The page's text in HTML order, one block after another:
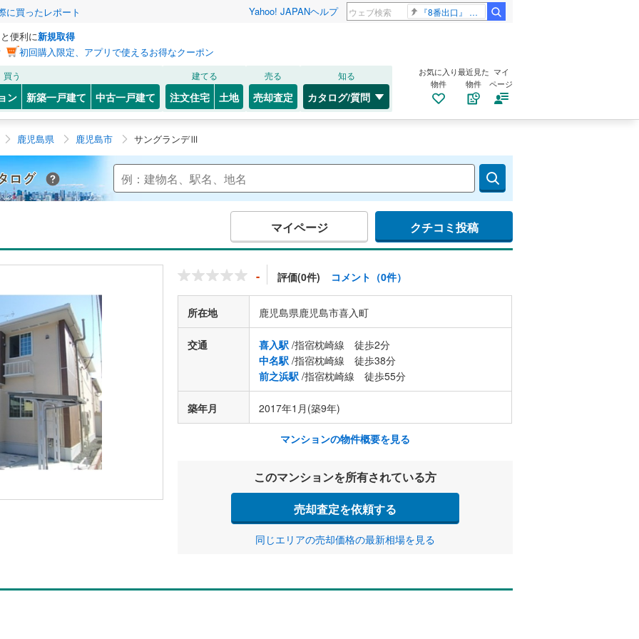
に買ったレポート Yahoo! JAPANヘルプ 『8番出口』 金ロー
便利に新規取得
初回購入限定、アプリで使えるお得なクーポン
買う
ン 新築一戸建て 中古一戸建て
建てる
注文住宅 土地
売る
売却査定
知る
カタログ/質問
お気に入り
物件
最近見た
物件
マイ
ページ
鹿児島県 鹿児島市 サングランデⅢ
Yahoo!不動産 マンションカタログ
マイページ クチコミ投稿
- 評価(0件) コメント（0件）
所在地 鹿児島県鹿児島市喜入町
交通 喜入駅 /指宿枕崎線 徒歩2分
中名駅 /指宿枕崎線 徒歩38分
前之浜駅 /指宿枕崎線 徒歩55分
築年月 2017年1月(築9年)
マンションの物件概要を見る
このマンションを所有されている方
売却査定を依頼する
同じエリアの売却価格の最新相場を見る